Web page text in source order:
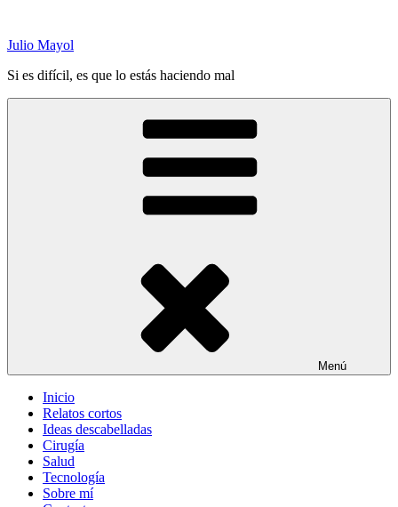
contenido
Julio Mayol
Si es difícil, es que lo estás haciendo mal
Menú
Inicio
Relatos cortos
Ideas descabelladas
Cirugía
Salud
Tecnología
Sobre mí